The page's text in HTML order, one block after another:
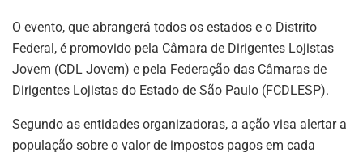
O evento, que abrangerá todos os estados e o Distrito
Federal, é promovido pela Câmara de Dirigentes Lojistas
Jovem (CDL Jovem) e pela Federação das Câmaras de
Dirigentes Lojistas do Estado de São Paulo (FCDLESP).
Segundo as entidades organizadoras, a ação visa alertar a
população sobre o valor de impostos pagos em cada